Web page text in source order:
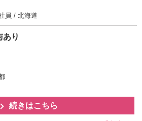
員 / 北海道
あり
続きはこちら